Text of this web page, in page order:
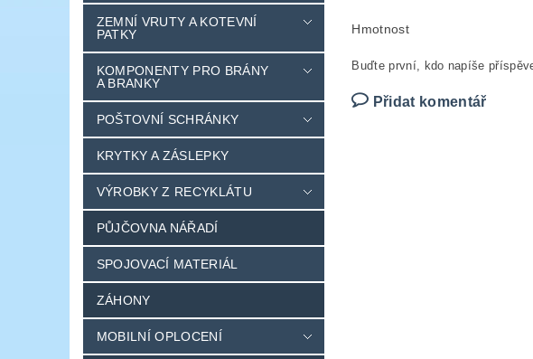
ZEMNÍ VRUTY A KOTEVNÍ
PATKY
KOMPONENTY PRO BRÁNY
A BRANKY
POŠTOVNÍ SCHRÁNKY
KRYTKY A ZÁSLEPKY
VÝROBKY Z RECYKLÁTU
PŮJČOVNA NÁŘADÍ
SPOJOVACÍ MATERIÁL
ZÁHONY
MOBILNÍ OPLOCENÍ
Hmotnost
Buďte první, kdo napíše
Přidat komentář